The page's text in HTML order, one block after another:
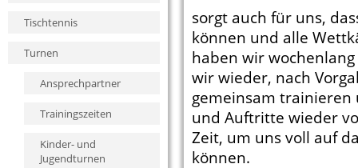
sorgt auch für uns,
können und alle
haben wir
wir wieder, nach
gemeinsam
und Auftritte wieder
Zeit, um uns voll auf
können.
Tischtennis
Turnen
Ansprechpartner
Trainingszeiten
Kinder- und
Jugendturnen